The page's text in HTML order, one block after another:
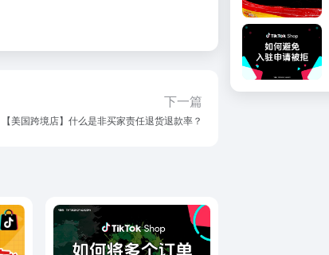
下一篇
【美国跨境店】什么是非买家责任退货退款率？